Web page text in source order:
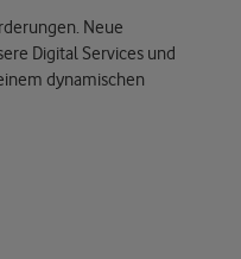
Neue
Digital Services und
dynamischen